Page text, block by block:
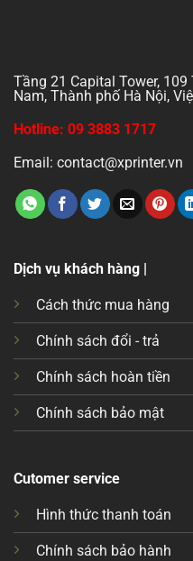
Tầng 21 Capital Tower,
Nam, Thành phố Hà Nội,
Hotline: 09 3883 1717
Email: contact@xprinter.vn
Dịch vụ khách hàng |
Cách thức mua hàng
Chính sách đổi - trả
Chính sách hoàn tiền
Chính sách bảo mật
Cutomer service
Hình thức thanh toán
Chính sách bảo hành